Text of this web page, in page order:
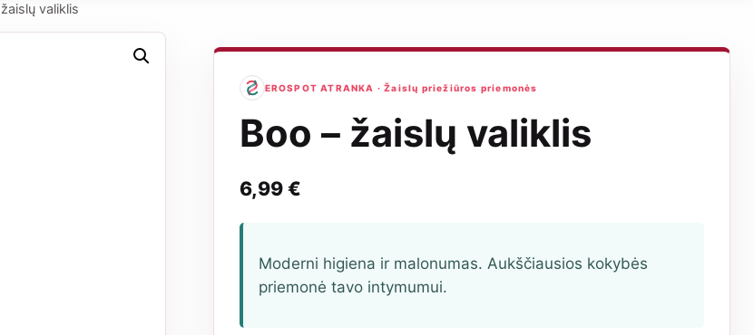
valiklis
EROSPOT ATRANKA · Žaislų priežiūros priemonės
Boo – žaislų valiklis
6,99€
Moderni higiena ir malonumas. Aukščiausios kokybės
priemonė tavo intymumui.